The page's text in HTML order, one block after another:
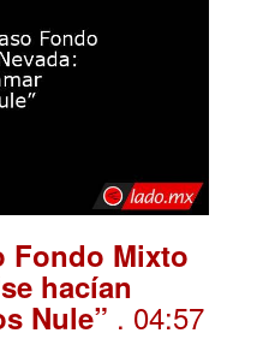
Fondo Mixto
hacían
Nule” . 04:57